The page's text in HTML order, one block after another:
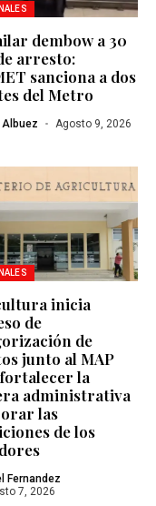
dembow a 30
arresto:
sanciona a dos
del Metro
Albuez Agosto 9, 2026
inicia
de
de
junto al MAP
la
administrativa
las
de los
Fernandez
7, 2026